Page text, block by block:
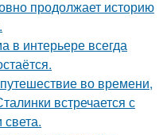
продолжает историю
в интерьере всегда
во времени,
встречается с